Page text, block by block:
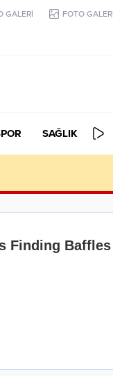
GALERİ FOTO GALERİ
SAĞLIK